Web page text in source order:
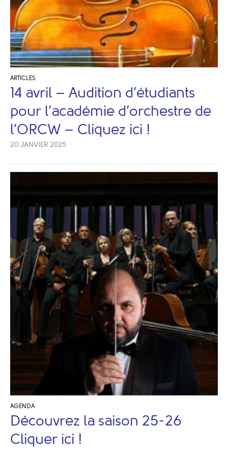
ARTICLES
14 avril – Audition d’étudiants
pour l’académie d’orchestre de
l’ORCW – Cliquez ici !
20 JANVIER 2025
AGENDA
Découvrez la saison 25-26
Cliquer ici !